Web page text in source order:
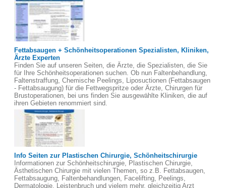
Fettabsaugen + Schönheitsoperationen Spezialisten, Kliniken,
Ärzte Experten
Finden Sie auf unseren Seiten, die Ärzte, die Spezialisten, die Sie
für Ihre Schönheitsoperationen suchen. Ob nun Faltenbehandlung,
Faltenstraffung, Chemische Peelings, Liposuctionen (Fettabsaugen
- Fettabsaugung) für die Fettwegspritze oder Ärzte, Chirurgen für
Brustoperationen, bei uns finden Sie ausgewählte Kliniken, die auf
ihren Gebieten renommiert sind.
Info Seiten zur Plastischen Chirurgie, Schönheitschirurgie
Informationen zur Schönheitschirurgie, Plastischen Chirurgie,
Ästhetischen Chirurgie mit vielen Themen, so z.B. Fettabsaugen,
Fettabsaugung, Faltenbehandlungen, Facelifting, Peelings,
Dermatologie, Leistenbruch und vielem mehr, gleichzeitig Arzt